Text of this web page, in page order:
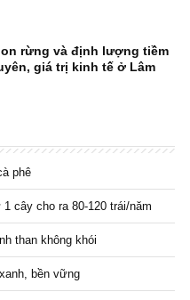
rừng và định lượng tiềm
giá trị kinh tế ở Lâm
phê
cây cho ra 80-120 trái/năm
than không khói
bền vững